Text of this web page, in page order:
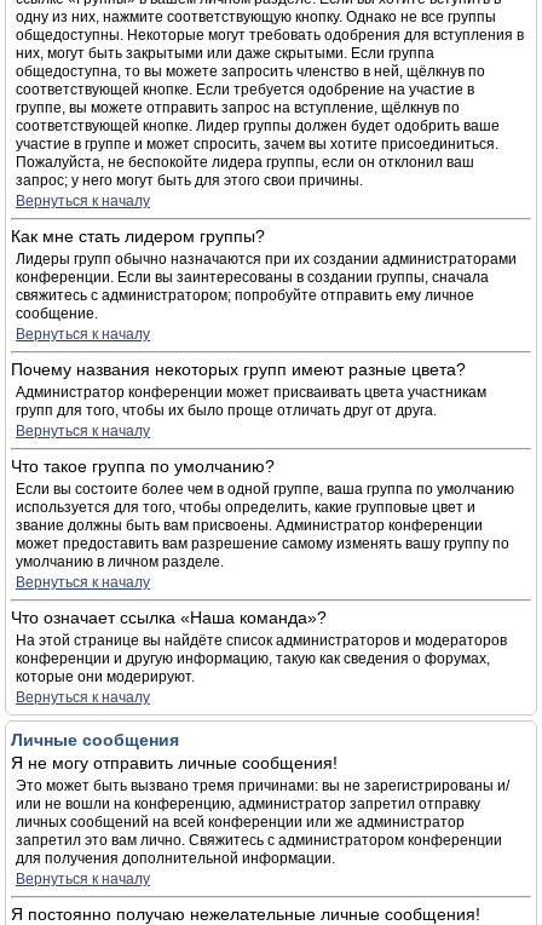
одну из них, нажмите соответствующую кнопку. Однако не все группы
общедоступны. Некоторые могут требовать одобрения для вступления в
них, могут быть закрытыми или даже скрытыми. Если группа
общедоступна, то вы можете запросить членство в ней, щёлкнув по
соответствующей кнопке. Если требуется одобрение на участие в
группе, вы можете отправить запрос на вступление, щёлкнув по
соответствующей кнопке. Лидер группы должен будет одобрить ваше
участие в группе и может спросить, зачем вы хотите присоединиться.
Пожалуйста, не беспокойте лидера группы, если он отклонил ваш
запрос; у него могут быть для этого свои причины.
Вернуться к началу
Как мне стать лидером группы?
Лидеры групп обычно назначаются при их создании администраторами
конференции. Если вы заинтересованы в создании группы, сначала
свяжитесь с администратором; попробуйте отправить ему личное
сообщение.
Вернуться к началу
Почему названия некоторых групп имеют разные цвета?
Администратор конференции может присваивать цвета участникам
групп для того, чтобы их было проще отличать друг от друга.
Вернуться к началу
Что такое группа по умолчанию?
Если вы состоите более чем в одной группе, ваша группа по умолчанию
используется для того, чтобы определить, какие групповые цвет и
звание должны быть вам присвоены. Администратор конференции
может предоставить вам разрешение самому изменять вашу группу по
умолчанию в личном разделе.
Вернуться к началу
Что означает ссылка «Наша команда»?
На этой странице вы найдёте список администраторов и модераторов
конференции и другую информацию, такую как сведения о форумах,
которые они модерируют.
Вернуться к началу
Личные сообщения
Я не могу отправить личные сообщения!
Это может быть вызвано тремя причинами: вы не зарегистрированы и/
или не вошли на конференцию, администратор запретил отправку
личных сообщений на всей конференции или же администратор
запретил это вам лично. Свяжитесь с администратором конференции
для получения дополнительной информации.
Вернуться к началу
Я постоянно получаю нежелательные личные сообщения!